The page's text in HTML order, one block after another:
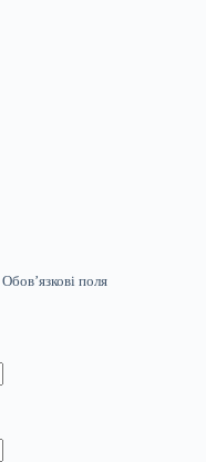
Обов’язкові поля